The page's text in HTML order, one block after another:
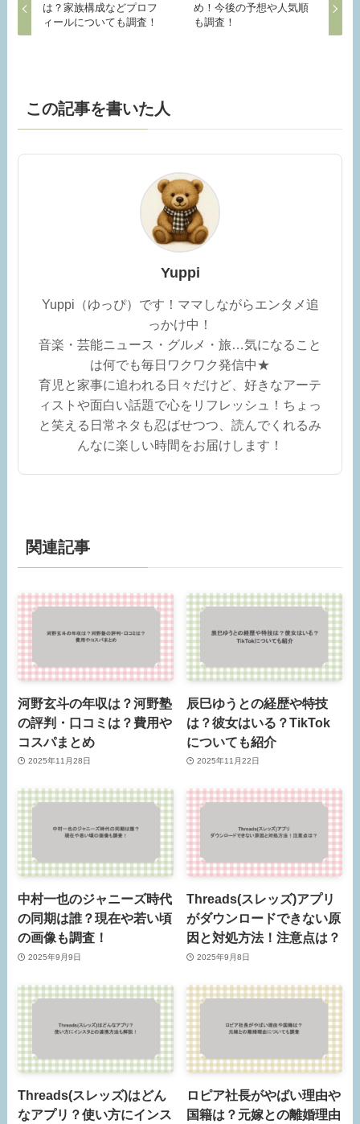
は？家族構成などプロフ
ィールについても調査！
め！今後の予想や人気順
も調査！
この記事を書いた人
Yuppi
Yuppi（ゆっぴ）です！ママしながらエンタメ追
っかけ中！
音楽・芸能ニュース・グルメ・旅…気になること
は何でも毎日ワクワク発信中★
育児と家事に追われる日々だけど、好きなアーテ
ィストや面白い話題で心をリフレッシュ！ちょっ
と笑える日常ネタも忍ばせつつ、読んでくれるみ
んなに楽しい時間をお届けします！
関連記事
河野玄斗の年収は？河野塾
の評判・口コミは？費用や
コスパまとめ
2025年11月28日
辰巳ゆうとの経歴や特技
は？彼女はいる？TikTok
についても紹介
2025年11月22日
中村一也のジャニーズ時代
の同期は誰？現在や若い頃
の画像も調査！
2025年9月9日
Threads(スレッズ)アプリ
がダウンロードできない原
因と対処方法！注意点は？
2025年9月8日
Threads(スレッズ)はどん
なアプリ？使い方にインス
ロピア社長がやばい理由や
国籍は？元嫁との離婚理由